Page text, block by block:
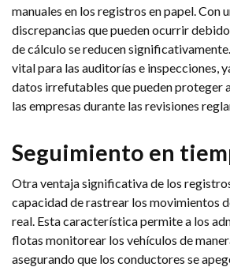
manuales en los registros en papel. Con
discrepancias que pueden ocurrir
de cálculo se reducen
vital para las auditorías e inspecciones,
datos irrefutables que pueden proteger
las empresas durante las revisiones
Seguimiento en
Otra ventaja significativa de los
capacidad de rastrear los movimientos
real. Esta característica permite a los
flotas monitorear los vehículos de
asegurando que los conductores se